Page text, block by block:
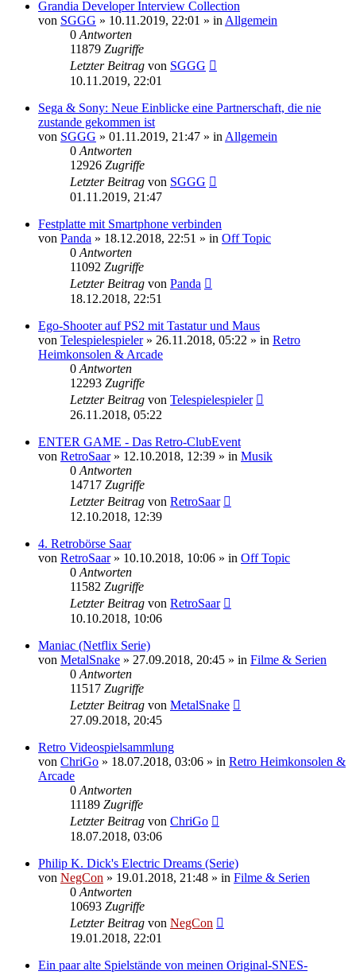
Grandia Developer Interview Collection
von SGGG » 10.11.2019, 22:01 » inAllgemein
0Antworten
11879 Zugriffe
Letzter Beitrag von SGGG
10.11.2019, 22:01
Sega & Sony: Neue Einblicke eine Partnerschaft, die nie
zustande gekommen ist
von SGGG » 01.11.2019, 21:47 » inAllgemein
0Antworten
12926 Zugriffe
Letzter Beitrag von SGGG
01.11.2019, 21:47
Festplatte mit Smartphone verbinden
von Panda » 18.12.2018, 22:51 » in Off Topic
0Antworten
11092 Zugriffe
Letzter Beitrag von Panda
18.12.2018, 22:51
Ego-Shooter auf PS2 mit Tastatur und Maus
von Telespielespieler» 26.11.2018, 05:22 » in Retro
Heimkonsolen & Arcade
0Antworten
12293 Zugriffe
Letzter Beitrag von Telespielespieler
26.11.2018, 05:22
ENTER GAME - Das Retro-ClubEvent
von RetroSaar» 12.10.2018, 12:39 » in Musik
0Antworten
14717 Zugriffe
Letzter Beitrag von RetroSaar
12.10.2018, 12:39
4. Retrobörse Saar
von RetroSaar» 10.10.2018, 10:06 » in Off Topic
0Antworten
11582 Zugriffe
Letzter Beitrag von RetroSaar
10.10.2018, 10:06
Maniac (Netflix Serie)
von MetalSnake » 27.09.2018, 20:45 » in Filme & Serien
0Antworten
11517 Zugriffe
Letzter Beitrag von MetalSnake
27.09.2018, 20:45
Retro Videospielsammlung
von ChriGo » 18.07.2018, 03:06 » in Retro Heimkonsolen &
Arcade
0Antworten
11189 Zugriffe
Letzter Beitrag von ChriGo
18.07.2018, 03:06
Philip K. Dick's Electric Dreams (Serie)
von NegCon » 19.01.2018, 21:48 » in Filme & Serien
0Antworten
10693 Zugriffe
Letzter Beitrag von NegCon
19.01.2018, 22:01
Ein paar alte Spielstände von meinen Original-SNES-